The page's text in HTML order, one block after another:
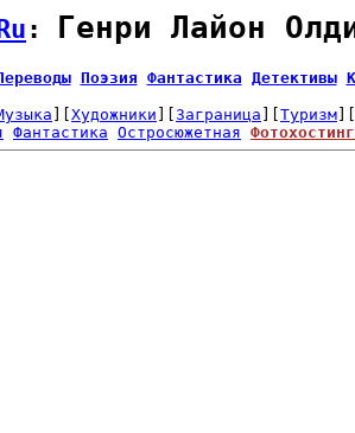
: Генри Лайон
Поэзия Фантастика Детективы
Художники Заграница Туризм
Фантастика Остросюжетная Фотохостинг